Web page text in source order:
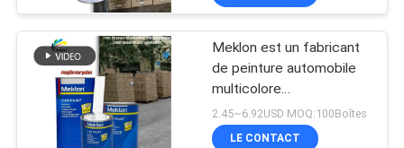
Meklon est un fabricant
de peinture automobile
multicolore
personnalisable
2.45~6.92USD MOQ:100Boîtes
LE CONTACT